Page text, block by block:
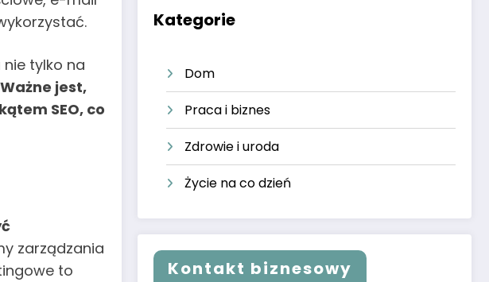
tylko na
Ważne jest,
SEO, co
zarządzania
to
Kategorie
Dom
Praca i biznes
Zdrowie i uroda
Życie na co dzień
Kontakt biznesowy